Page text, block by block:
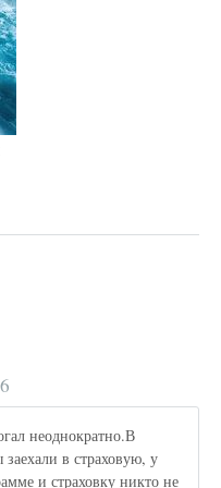
неоднократно.В
заехали в страховую, у
и страховку никто не